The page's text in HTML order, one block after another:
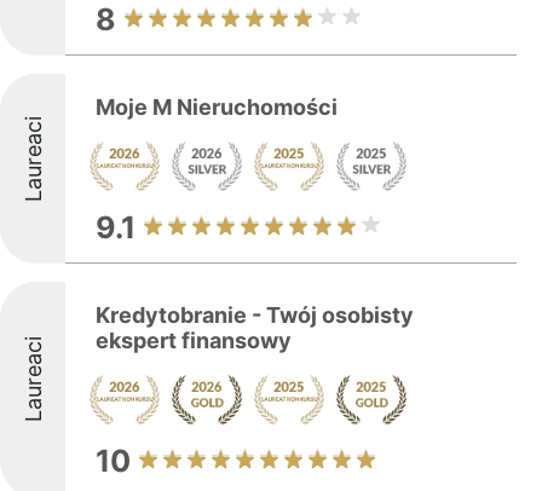
8
Laureaci
Moje M Nieruchomości
9.1
Laureaci
Kredytobranie - Twój osobisty
ekspert finansowy
10